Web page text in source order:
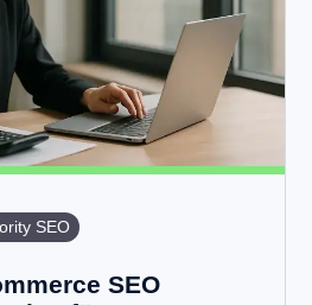
SEO
SEO